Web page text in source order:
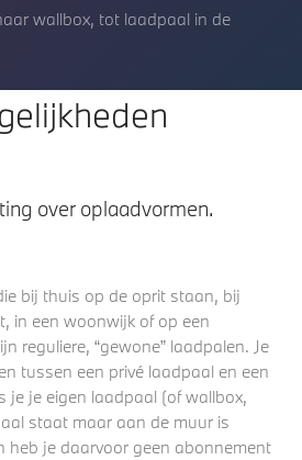
wallbox, tot laadpaal in de
over oplaadvormen.
bij thuis op de oprit staan, bij
in een woonwijk of op een
reguliere, “gewone” laadpalen. Je
tussen een privé laadpaal en een
je je eigen laadpaal (of wallbox,
staat maar aan de muur is
heb je daarvoor geen abonnement